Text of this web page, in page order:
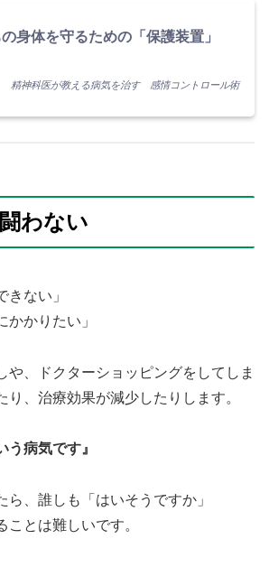
身体を守るための「保護装置」
精神科医が教える病気を治す 感情コントロール術
わない
きない」
かかりたい」
や、ドクターショッピングをしてしま
り、治療効果が減少したりします。
う病気です』
ら、誰しも「はいそうですか」
ことは難しいです。